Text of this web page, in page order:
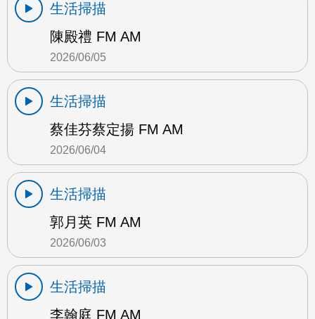
生活掃描
陳殿禮 FM AM
2026/06/05
生活掃描
蔡佳芬蔡定揚 FM AM
2026/06/04
生活掃描
郭月英 FM AM
2026/06/03
生活掃描
李翰庭 FM AM